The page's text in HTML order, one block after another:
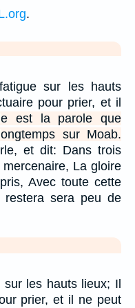
.
sur les hauts
pour prier, et il
est la parole que
sur Moab.
et dit: Dans trois
La gloire
Avec toute cette
sera peu de
les hauts lieux; Il
prier, et il ne peut